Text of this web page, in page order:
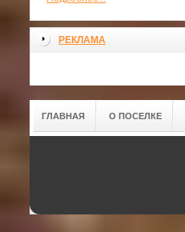
РЕКЛАМА
ГЛАВНАЯ О ПОСЕЛКЕ